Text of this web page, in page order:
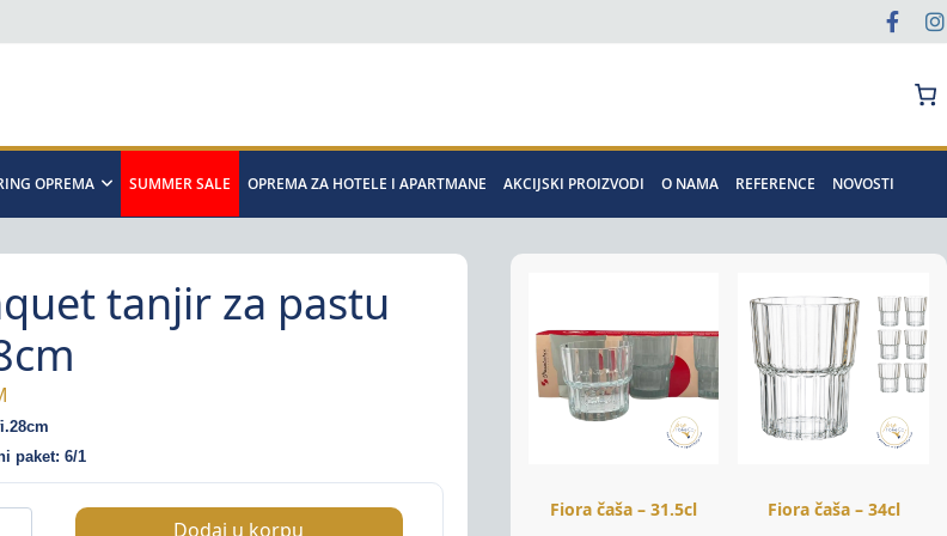
OPREMA SUMMER SALE OPREMA ZA HOTELE I APARTMANE AKCIJSKI PROIZVODI O NAMA REFERENCE NOVOSTI
tanjir za pastu
paket: 6/1
Dodaj u korpu
Fiora čaša – 31.5cl
Fiora čaša – 34cl